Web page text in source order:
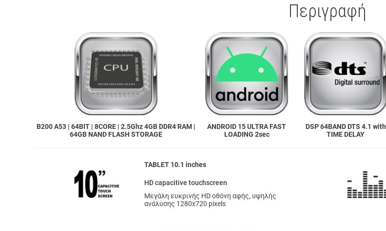
Περιγραφή
B200 A53 | 64BIT | 8CORE | 2.5Ghz 4GB DDR4 RAM |
64GB NAND FLASH STORAGE
ANDROID 15 ULTRA FAST
LOADING 2sec
DSP 64BAND DTS 4.1 with
TIME DELAY
TABLET 10.1 inches
HD capacitive touchscreen
Μεγάλη ευκρινής HD οθόνη αφής, υψηλής
ανάλυσης 1280x720 pixels